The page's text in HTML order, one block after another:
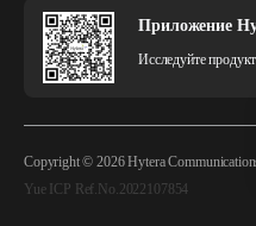
Приложение
Исследуйте
Copyright © 2026 Hytera
Yue ICP Ref.No.2022107854